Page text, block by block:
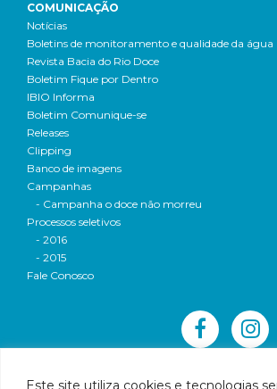
Este site utiliza cookies e tecnologias
COMUNICAÇÃO
Notícias
Boletins de monitoramento e qualidade da água
Revista Bacia do Rio Doce
Boletim Fique por Dentro
IBIO Informa
Boletim Comunique-se
Releases
Clipping
Banco de imagens
Campanhas
- Campanha o doce não morreu
Processos seletivos
- 2016
- 2015
Fale Conosco